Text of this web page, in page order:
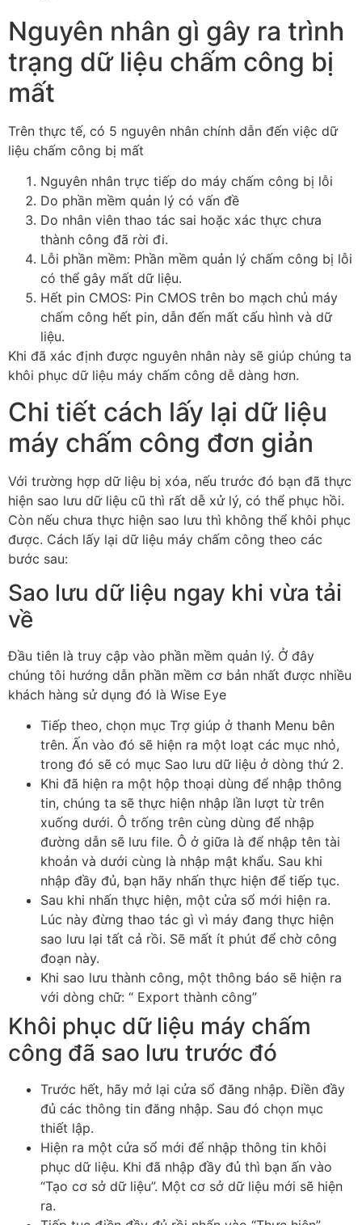
Nguyên nhân gì gây ra trình
trạng dữ liệu chấm công bị
mất
Trên thực tế, có 5 nguyên nhân chính dẫn đến việc dữ
liệu chấm công bị mất
Nguyên nhân trực tiếp do máy chấm công bị lỗi
Do phần mềm quản lý có vấn đề
Do nhân viên thao tác sai hoặc xác thực chưa
thành công đã rời đi.
Lỗi phần mềm: Phần mềm quản lý chấm công bị lỗi
có thể gây mất dữ liệu.
Hết pin CMOS: Pin CMOS trên bo mạch chủ máy
chấm công hết pin, dẫn đến mất cấu hình và dữ
liệu.
Khi đã xác định được nguyên nhân này sẽ giúp chúng ta
khôi phục dữ liệu máy chấm công dễ dàng hơn.
Chi tiết cách lấy lại dữ liệu
máy chấm công đơn giản
Với trường hợp dữ liệu bị xóa, nếu trước đó bạn đã thực
hiện sao lưu dữ liệu cũ thì rất dễ xử lý, có thể phục hồi.
Còn nếu chưa thực hiện sao lưu thì không thể khôi phục
được. Cách lấy lại dữ liệu máy chấm công theo các
bước sau:
Sao lưu dữ liệu ngay khi vừa tải
về
Đầu tiên là truy cập vào phần mềm quản lý. Ở đây
chúng tôi hướng dẫn phần mềm cơ bản nhất được nhiều
khách hàng sử dụng đó là Wise Eye
Tiếp theo, chọn mục Trợ giúp ở thanh Menu bên
trên. Ấn vào đó sẽ hiện ra một loạt các mục nhỏ,
trong đó sẽ có mục Sao lưu dữ liệu ở dòng thứ 2.
Khi đã hiện ra một hộp thoại dùng để nhập thông
tin, chúng ta sẽ thực hiện nhập lần lượt từ trên
xuống dưới. Ô trống trên cùng dùng để nhập
đường dẫn sẽ lưu file. Ô ở giữa là để nhập tên tài
khoản và dưới cùng là nhập mật khẩu. Sau khi
nhập đầy đủ, bạn hãy nhấn thực hiện để tiếp tục.
Sau khi nhấn thực hiện, một cửa sổ mới hiện ra.
Lúc này đừng thao tác gì vì máy đang thực hiện
sao lưu lại tất cả rồi. Sẽ mất ít phút để chờ công
đoạn này.
Khi sao lưu thành công, một thông báo sẽ hiện ra
với dòng chữ: “ Export thành công”
Khôi phục dữ liệu máy chấm
công đã sao lưu trước đó
Trước hết, hãy mở lại cửa sổ đăng nhập. Điền đầy
đủ các thông tin đăng nhập. Sau đó chọn mục
thiết lập.
Hiện ra một cửa sổ mới để nhập thông tin khôi
phục dữ liệu. Khi đã nhập đầy đủ thì bạn ấn vào
“Tạo cơ sở dữ liệu”. Một cơ sở dữ liệu mới sẽ hiện
ra.